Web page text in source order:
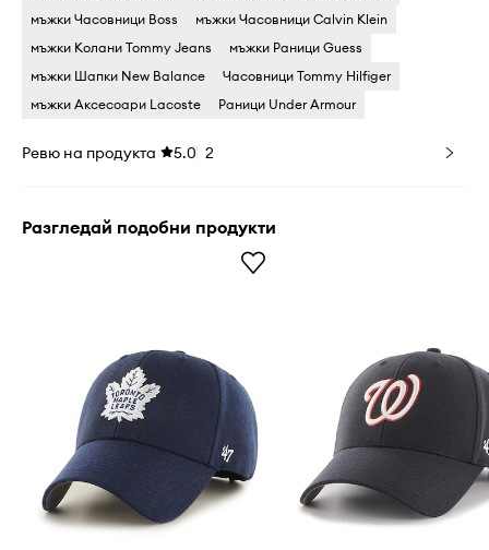
мъжки Часовници Boss
мъжки Часовници Calvin Klein
мъжки Колани Tommy Jeans
мъжки Раници Guess
мъжки Шапки New Balance
Часовници Tommy Hilfiger
мъжки Аксесоари Lacoste
Раници Under Armour
Ревю на продукта 5.0 2
Разгледай подобни продукти